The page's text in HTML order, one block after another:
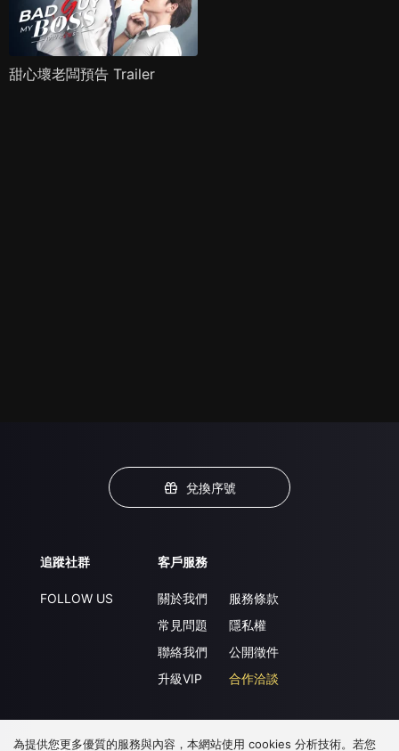
甜心壞老闆預告 Trailer
兌換序號
追蹤社群
FOLLOW US
客戶服務
關於我們
常見問題
聯絡我們
升級VIP
服務條款
隱私權
公開徵件
合作洽談
下載 APP
為提供您更多優質的服務與內容，本網站使用 cookies 分析技術。若您